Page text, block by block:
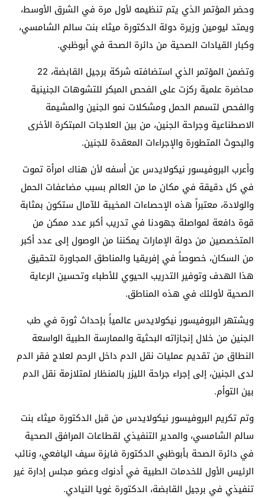
وحضر المؤتمر الذي يتم تنظيمه لأول مرة في الشرق الأوسط،
ويمتد ليومين وزيرة دولة الدكتورة ميثاء بنت سالم الشامسي،
وكبار القيادات الصحية من دائرة الصحة في أبوظبي.
وتضمن المؤتمر الذي استضافته شركة برجيل القابضة، 22
محاضرة علمية ركزت على الفحص المبكر للتشوهات الجنينية
والفحص لتسمم الحمل ومشكلات نمو الجنين والمشيمة
الاصطناعية وجراحة الجنين، من بين العلاجات المبتكرة الأخرى
والبحوث المتطورة والإجراءات المعقدة للجنين.
وأعرب البروفيسور نيكولايدس عن أسفه لأن هناك امرأة تموت
في كل دقيقة في مكان ما من العالم بسبب مضاعفات الحمل
والولادة، معتبراً هذه الإحصاءات المخيبة للآمال ستكون بمثابة
قوة دافعة لمواصلة جهودنا في تدريب أكبر عدد ممكن من
المتخصصين من دولة الإمارات يمكننا من الوصول إلى عدد أكبر
من السكان، خصوصاً في إفريقيا والمناطق المجاورة لتحقيق
هذا الهدف وتوفير التدريب الحيوي للأطباء وتحسين الرعاية
الصحية لأولئك في هذه المناطق.
ويشتهر البروفيسور نيكولايدس عالمياً بإحداث ثورة في طب
الجنين من خلال إنجازاته البحثية والممارسة الطبية الواسعة
النطاق من تقديم عمليات نقل الدم داخل الرحم لعلاج فقر الدم
لدى الجنين، إلى إجراء جراحة الليزر بالمنظار لمتلازمة نقل الدم
بين التوأم.
وتم تكريم البروفيسور نيكولايدس من قبل الدكتورة ميثاء بنت
سالم الشامسي، والمدير التنفيذي لقطاعات المرافق الصحية
في دائرة الصحة بأبوظبي الدكتورة فايزة سيف اليافعي، ونائب
الرئيس الأول للخدمات الطبية في أدنوك وعضو مجلس إدارة غير
تنفيذي في برجيل القابضة، الدكتورة غويا النيادي.